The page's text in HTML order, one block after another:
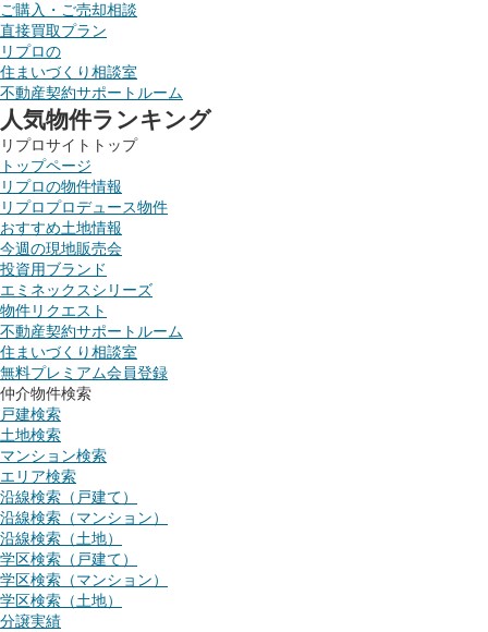
ご購入・ご売却相談
直接買取プラン
リプロの
住まいづくり相談室
不動産契約サポートルーム
人気物件ランキング
リプロサイトトップ
トップページ
リプロの物件情報
リプロプロデュース物件
おすすめ土地情報
今週の現地販売会
投資用ブランド
エミネックスシリーズ
物件リクエスト
不動産契約サポートルーム
住まいづくり相談室
無料プレミアム会員登録
仲介物件検索
戸建検索
土地検索
マンション検索
エリア検索
沿線検索（戸建て）
沿線検索（マンション）
沿線検索（土地）
学区検索（戸建て）
学区検索（マンション）
学区検索（土地）
分譲実績